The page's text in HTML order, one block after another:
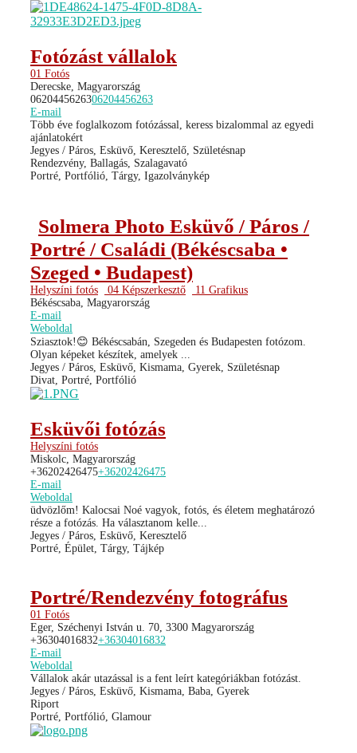
Fotózást vállalok
01 Fotós
Derecske, Magyarország
0620445626306204456263
E-mail
Több éve foglalkozom fotózással, keress bizalommal az egyedi
ajánlatokért
Jegyes / Páros, Esküvő, Keresztelő, Születésnap
Rendezvény, Ballagás, Szalagavató
Portré, Portfólió, Tárgy, Igazolványkép
Solmera Photo Esküvő / Páros /
Portré / Családi (Békéscsaba •
Szeged • Budapest)
Helyszíni fotós 04 Képszerkesztő
11 Grafikus
Békéscsaba, Magyarország
E-mail
Weboldal
Sziasztok!😊 Békéscsabán, Szegeden és Budapesten fotózom.
Olyan képeket készítek, amelyek ...
Jegyes / Páros, Esküvő, Kismama, Gyerek, Születésnap
Divat, Portré, Portfólió
Esküvői fotózás
Helyszíni fotós
Miskolc, Magyarország
+36202426475+36202426475
E-mail
Weboldal
üdvözlőm! Kalocsai Noé vagyok, fotós, és életem meghatározó
része a fotózás. Ha választanom kelle...
Jegyes / Páros, Esküvő, Keresztelő
Portré, Épület, Tárgy, Tájkép
Portré/Rendezvény fotográfus
01 Fotós
Eger, Széchenyi István u. 70, 3300 Magyarország
+36304016832+36304016832
E-mail
Weboldal
Vállalok akár utazással is a fent leírt kategóriákban fotózást.
Jegyes / Páros, Esküvő, Kismama, Baba, Gyerek
Riport
Portré, Portfólió, Glamour